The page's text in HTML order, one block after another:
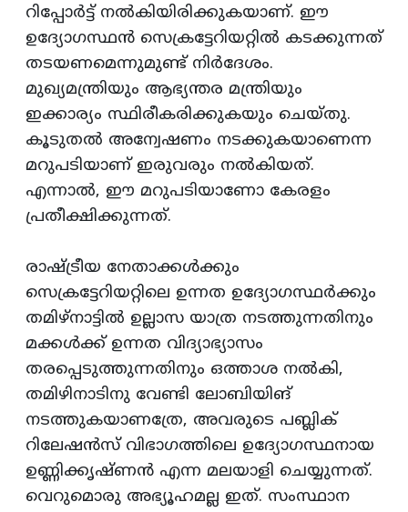
റിപ്പോര്‍ട്ട്‌ നല്‍കിയിരിക്കുകയാണ്‌. ഈ
ഉദ്യോഗസ്ഥന്‍ സെക്രട്ടേറിയറ്റില്‍ കടക്കുന്നത്‌
തടയണമെന്നുമുണ്ട്‌ നിര്‍ദേശം.
മുഖ്യമന്ത്രിയും ആഭ്യന്തര മന്ത്രിയും
ഇക്കാര്യം സ്ഥിരീകരിക്കുകയും ചെയ്‌തു.
കൂടുതല്‍ അന്വേഷണം നടക്കുകയാണെന്ന
മറുപടിയാണ്‌ ഇരുവരും നല്‍കിയത്‌.
എന്നാല്‍, ഈ മറുപടിയാണോ കേരളം
പ്രതീക്ഷിക്കുന്നത്‌.
രാഷ്ട്രീയ നേതാക്കള്‍ക്കും
സെക്രട്ടേറിയറ്റിലെ ഉന്നത ഉദ്യോഗസ്ഥര്‍ക്കും
തമിഴ്‌നാട്ടില്‍ ഉല്ലാസ യാത്ര നടത്തുന്നതിനും
മക്കള്‍ക്ക്‌ ഉന്നത വിദ്യാഭ്യാസം
തരപ്പെടുത്തുന്നതിനും ഒത്താശ നല്‍കി,
തമിഴിനാടിനു വേണ്ടി ലോബിയിങ്‌
നടത്തുകയാണത്രേ, അവരുടെ പബ്ലിക്‌
റിലേഷന്‍സ്‌ വിഭാഗത്തിലെ ഉദ്യോഗസ്ഥനായ
ഉണ്ണിക്കൃഷ്‌ണന്‍ എന്ന മലയാളി ചെയ്യുന്നത്‌.
വെറുമൊരു അഭ്യൂഹമല്ല ഇത്‌. സംസ്ഥാന